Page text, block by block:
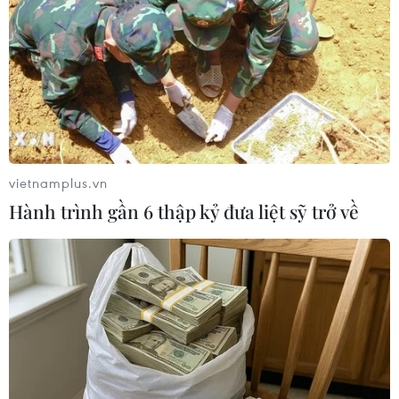
TIN LIÊN QUAN
Ai Cập: Cử tri quan tâm nhất tới 2 vấn đề
vietnamplus.vn
Hành trình gần 6 thập kỷ đưa liệt sỹ trở về